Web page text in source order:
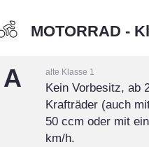
MOTORRAD -
A alte Klasse 1
Kein Vorbesitz, ab
Krafträder (auch
50 ccm oder mit
km/h.